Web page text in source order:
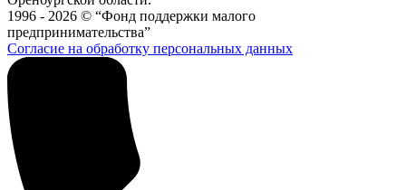
1996 - 2026 © “Фонд поддержки малого
предпринимательства”
Согласие на обработку персональных данных